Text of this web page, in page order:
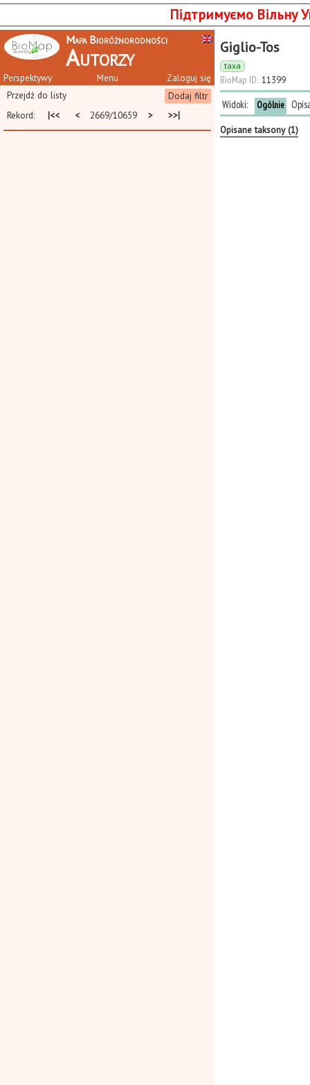
Підтримуємо Вільну
Mapa Bioróżnorodności
Autorzy
Perspektywy Zaloguj się
Menu
Dodaj filtr
Przejdź do listy
Rekord:
|<< < 2669/10659 > >>|
Giglio-Tos
taxa
BioMap ID: 11399
Widoki: Ogólnie
Opisane taksony (1)